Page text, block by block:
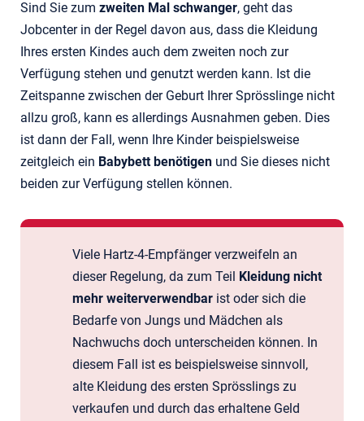
Sind Sie zum zweiten Mal schwanger, geht das
Jobcenter in der Regel davon aus, dass die Kleidung
Ihres ersten Kindes auch dem zweiten noch zur
Verfügung stehen und genutzt werden kann. Ist die
Zeitspanne zwischen der Geburt Ihrer Sprösslinge nicht
allzu groß, kann es allerdings Ausnahmen geben. Dies
ist dann der Fall, wenn Ihre Kinder beispielsweise
zeitgleich ein Babybett benötigen und Sie dieses nicht
beiden zur Verfügung stellen können.
Viele Hartz-4-Empfänger verzweifeln an
dieser Regelung, da zum Teil Kleidung nicht
mehr weiterverwendbar ist oder sich die
Bedarfe von Jungs und Mädchen als
Nachwuchs doch unterscheiden können. In
diesem Fall ist es beispielsweise sinnvoll,
alte Kleidung des ersten Sprösslings zu
verkaufen und durch das erhaltene Geld